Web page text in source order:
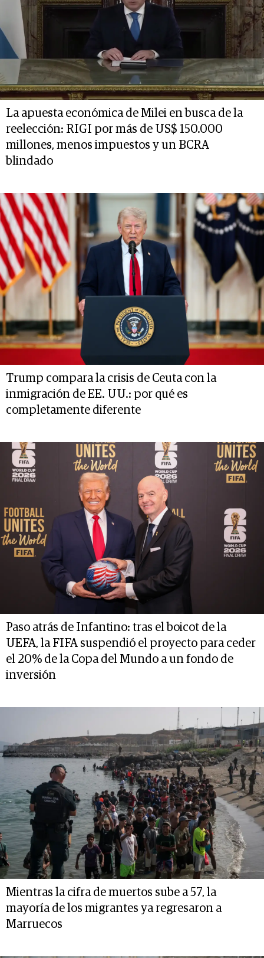
La apuesta económica de Milei en busca de la
reelección: RIGI por más de US$ 150.000
millones, menos impuestos y un BCRA
blindado
Trump compara la crisis de Ceuta con la
inmigración de EE. UU.: por qué es
completamente diferente
Paso atrás de Infantino: tras el boicot de la
UEFA, la FIFA suspendió el proyecto para ceder
el 20% de la Copa del Mundo a un fondo de
inversión
Mientras la cifra de muertos sube a 57, la
mayoría de los migrantes ya regresaron a
Marruecos